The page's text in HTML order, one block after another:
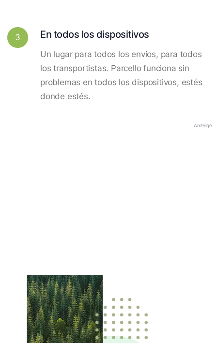
3 En todos los dispositivos
Un lugar para todos los envíos, para todos
los transportistas. Parcello funciona sin
problemas en todos los dispositivos, estés
donde estés.
Anzeige